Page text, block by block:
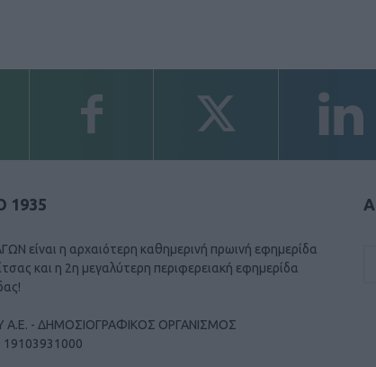
1935
είναι η αρχαιότερη καθημερινή πρωινή εφημερίδα
και η 2η μεγαλύτερη περιφερειακή εφημερίδα
Α.Ε. - ΔΗΜΟΣΙΟΓΡΑΦΙΚΟΣ ΟΡΓΑΝΙΣΜΟΣ